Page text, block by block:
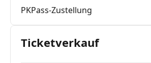
PKPass-Zustellung
Ticketverkauf